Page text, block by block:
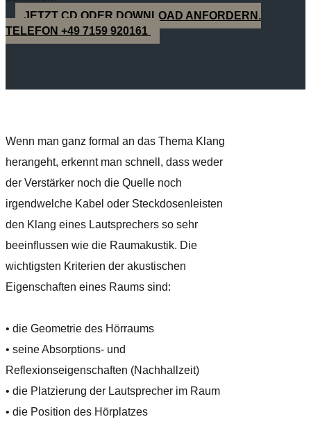
JETZT CD ODER DOWNLOAD ANFORDERN.
TELEFON +49 7159 920161
Wenn man ganz formal an das Thema Klang
herangeht, erkennt man schnell, dass weder
der Verstärker noch die Quelle noch
irgendwelche Kabel oder Steckdosenleisten
den Klang eines Lautsprechers so sehr
beeinflussen wie die Raumakustik. Die
wichtigsten Kriterien der akustischen
Eigenschaften eines Raums sind:
• die Geometrie des Hörraums
• seine Absorptions- und
Reflexionseigenschaften (Nachhallzeit)
• die Platzierung der Lautsprecher im Raum
• die Position des Hörplatzes